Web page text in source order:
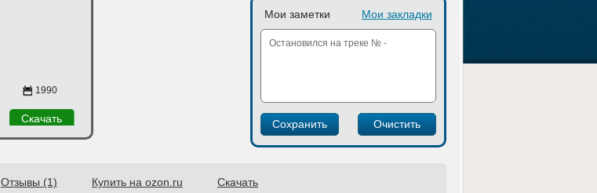
1990
Скачать
Мои заметки Мои закладки
Отзывы (1) Купить на ozon.ru Скачать